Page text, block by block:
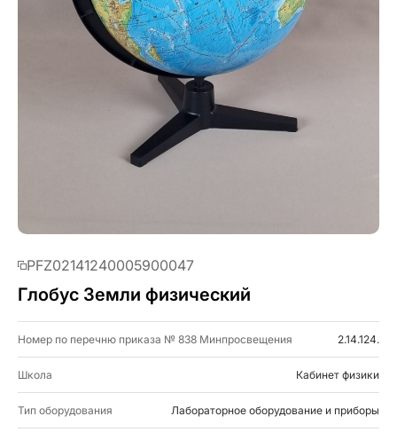
PFZ02141240005900047
Глобус Земли физический
Номер по перечню приказа № 838 Минпросвещения 2.14.124.
Школа Кабинет физики
Тип оборудования Лабораторное оборудование и приборы